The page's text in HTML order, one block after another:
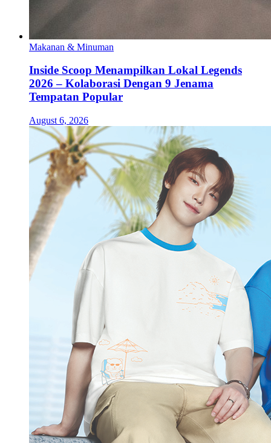
Makanan & Minuman
Inside Scoop Menampilkan Lokal Legends
2026 – Kolaborasi Dengan 9 Jenama
Tempatan Popular
August 6, 2026